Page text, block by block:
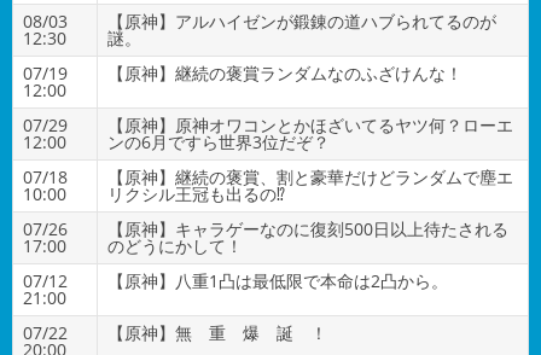
08/03
12:30
【原神】アルハイゼンが鍛錬の道ハブられてるのが
謎。
07/19
12:00
【原神】継続の褒賞ランダムなのふざけんな！
07/29
12:00
【原神】原神オワコンとかほざいてるヤツ何？ローエ
ンの6月ですら世界3位だぞ？
07/18
10:00
【原神】継続の褒賞、割と豪華だけどランダムで塵エ
リクシル王冠も出るの⁉
07/26
17:00
【原神】キャラゲーなのに復刻500日以上待たされる
のどうにかして！
07/12
21:00
【原神】八重1凸は最低限で本命は2凸から。
07/22
20:00
【原神】無 重 爆 誕 ！